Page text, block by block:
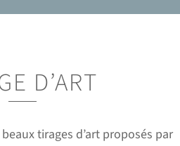
D’ART
tirages d’art proposés par